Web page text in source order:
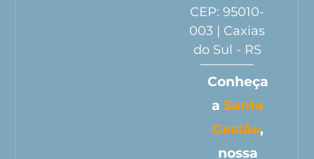
CEP: 95010-
003 | Caxias
do Sul - RS
Conheça
aSanta
Gestão,
nossa